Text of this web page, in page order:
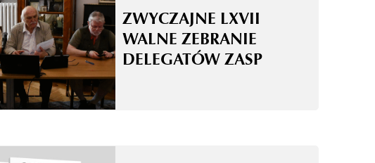
ZWYCZAJNE LXVII
WALNE ZEBRANIE
DELEGATÓW ZASP